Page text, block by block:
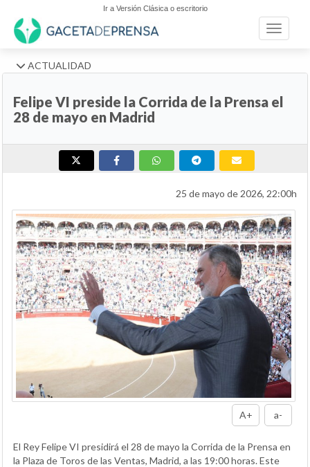
Ir a Versión Clásica o escritorio
Toggle
ACTUALIDAD
Felipe VI preside la Corrida de la Prensa el
28 de mayo en Madrid
25 de mayo de 2026, 22:00h
A+ a-
El Rey Felipe VI presidirá el 28 de mayo la Corrida de la Prensa en
la Plaza de Toros de las Ventas, Madrid, a las 19:00 horas. Este